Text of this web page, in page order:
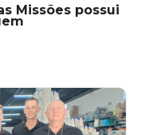
Missões possui